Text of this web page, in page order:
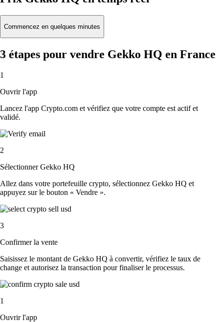
Commencez en quelques minutes
3 étapes pour vendre Gekko HQ en France
1
Ouvrir l'app
Lancez l'app Crypto.com et vérifiez que votre compte est actif et
validé.
2
Sélectionner Gekko HQ
Allez dans votre portefeuille crypto, sélectionnez Gekko HQ et
appuyez sur le bouton « Vendre ».
3
Confirmer la vente
Saisissez le montant de Gekko HQ à convertir, vérifiez le taux de
change et autorisez la transaction pour finaliser le processus.
1
Ouvrir l'app